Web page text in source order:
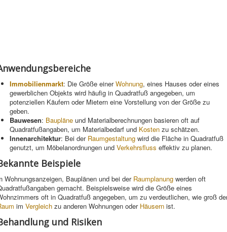
Immobilienmarkt: Die Größe einerWohnung, eines Hauses oder eines
gewerblichen Objekts wird häufig in Quadratfuß angegeben, um
potenziellen Käufern oder Mietern eine Vorstellung von der Größe zu
geben.
Bauwesen: Baupläne und Materialberechnungen basieren oft auf
Quadratfußangaben, um Materialbedarf und Kosten zu schätzen.
Innenarchitektur: Bei der Raumgestaltung wird die Fläche in Quadratfuß
genutzt, um Möbelanordnungen und Verkehrsfluss effektiv zu planen.
Beispiele
Wohnungsanzeigen, Bauplänen und bei der Raumplanung werden oft
gemacht. Beispielsweise wird die Größe eines
oft in Quadratfuß angegeben, um zu verdeutlichen, wie groß
im Vergleich zu anderen Wohnungen oder Häusern ist.
und Risiken